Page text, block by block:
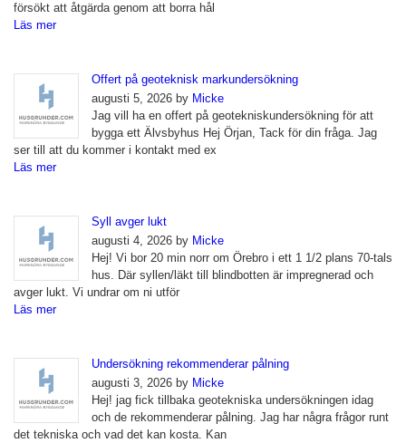
försökt att åtgärda genom att borra hål
Läs mer
Offert på geoteknisk markundersökning
augusti 5, 2026 by Micke
Jag vill ha en offert på geotekniskundersökning för att
bygga ett Älvsbyhus Hej Örjan, Tack för din fråga. Jag
ser till att du kommer i kontakt med ex
Läs mer
Syll avger lukt
augusti 4, 2026 by Micke
Hej! Vi bor 20 min norr om Örebro i ett 1 1/2 plans 70-tals
hus. Där syllen/läkt till blindbotten är impregnerad och
avger lukt. Vi undrar om ni utför
Läs mer
Undersökning rekommenderar pålning
augusti 3, 2026 by Micke
Hej! jag fick tillbaka geotekniska undersökningen idag
och de rekommenderar pålning. Jag har några frågor runt
det tekniska och vad det kan kosta. Kan